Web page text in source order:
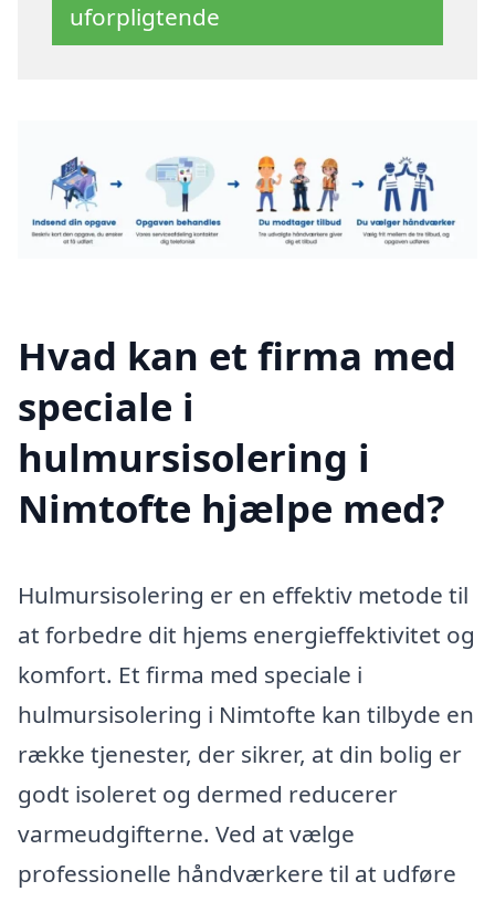
uforpligtende
Hvad kan et firma med
speciale i
hulmursisolering i
Nimtofte hjælpe med?
Hulmursisolering er en effektiv metode til
at forbedre dit hjems energieffektivitet og
komfort. Et firma med speciale i
hulmursisolering i Nimtofte kan tilbyde en
række tjenester, der sikrer, at din bolig er
godt isoleret og dermed reducerer
varmeudgifterne. Ved at vælge
professionelle håndværkere til at udføre